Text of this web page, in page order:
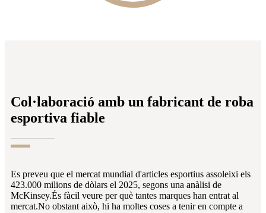
Col·laboració amb un fabricant de roba
esportiva fiable
Es preveu que el mercat mundial d'articles esportius assoleixi els
423.000 milions de dòlars el 2025, segons una anàlisi de
McKinsey.És fàcil veure per què tantes marques han entrat al
mercat.No obstant això, hi ha moltes coses a tenir en compte a